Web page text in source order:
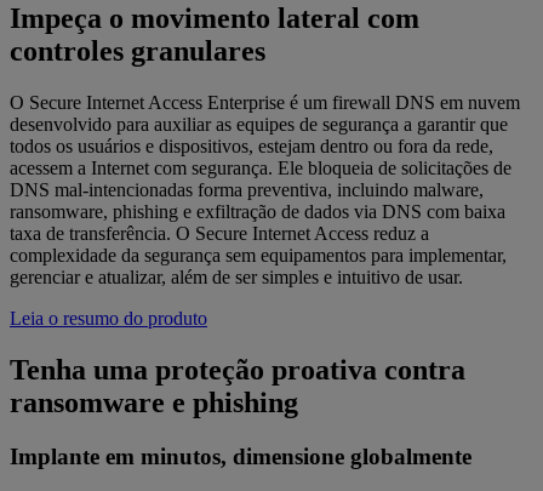
Impeça o movimento lateral com
controles granulares
O Secure Internet Access Enterprise é um firewall DNS em nuvem
desenvolvido para auxiliar as equipes de segurança a garantir que
todos os usuários e dispositivos, estejam dentro ou fora da rede,
acessem a Internet com segurança. Ele bloqueia de solicitações de
DNS mal-intencionadas forma preventiva, incluindo malware,
ransomware, phishing e exfiltração de dados via DNS com baixa
taxa de transferência. O Secure Internet Access reduz a
complexidade da segurança sem equipamentos para implementar,
gerenciar e atualizar, além de ser simples e intuitivo de usar.
Leia o resumo do produto
Tenha uma proteção proativa contra
ransomware e phishing
Implante em minutos, dimensione globalmente